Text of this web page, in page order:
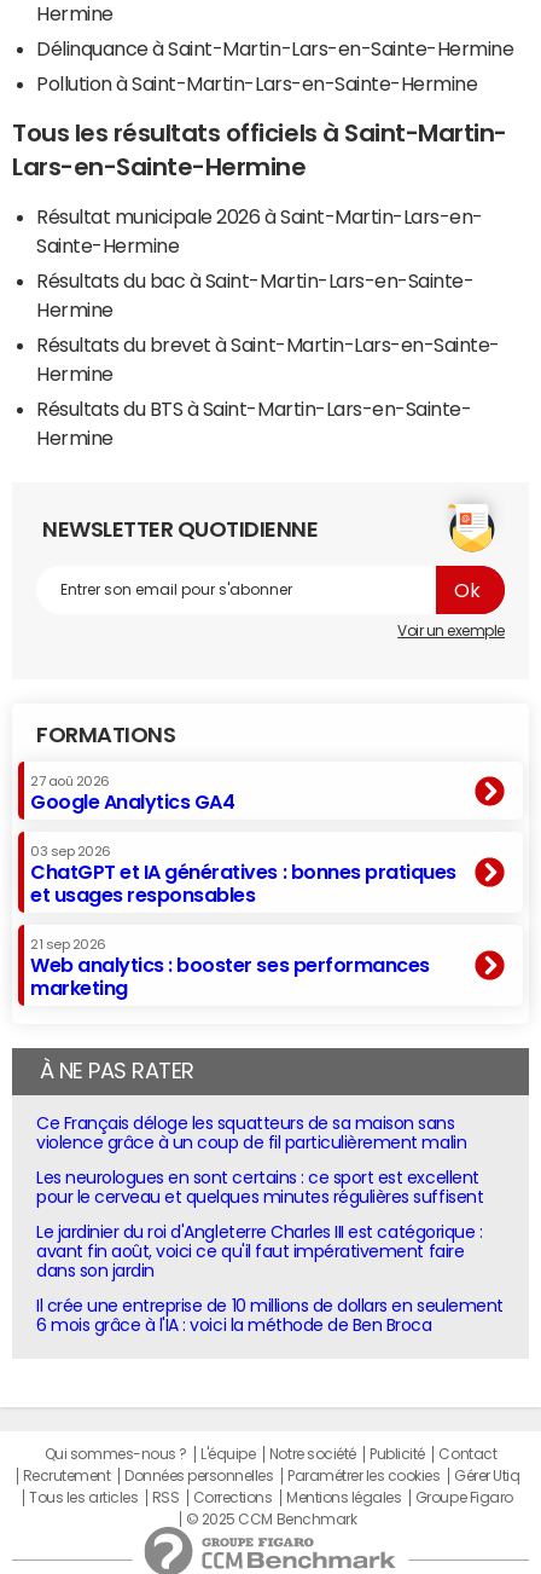
Hermine
Délinquance à Saint-Martin-Lars-en-Sainte-Hermine
Pollution à Saint-Martin-Lars-en-Sainte-Hermine
Tous les résultats officiels à Saint-Martin-
Lars-en-Sainte-Hermine
Résultat municipale 2026 à Saint-Martin-Lars-en-
Sainte-Hermine
Résultats du bac à Saint-Martin-Lars-en-Sainte-
Hermine
Résultats du brevet à Saint-Martin-Lars-en-Sainte-
Hermine
Résultats du BTS à Saint-Martin-Lars-en-Sainte-
Hermine
NEWSLETTER QUOTIDIENNE
Voir un exemple
FORMATIONS
27 aoû 2026
Google Analytics GA4
03 sep 2026
ChatGPT et IA génératives : bonnes pratiques
et usages responsables
21 sep 2026
Web analytics : booster ses performances
marketing
À NE PAS RATER
Ce Français déloge les squatteurs de sa maison sans
violence grâce à un coup de fil particulièrement malin
Les neurologues en sont certains : ce sport est excellent
pour le cerveau et quelques minutes régulières suffisent
Le jardinier du roi d'Angleterre Charles III est catégorique :
avant fin août, voici ce qu'il faut impérativement faire
dans son jardin
Il crée une entreprise de 10 millions de dollars en seulement
6 mois grâce à l'IA : voici la méthode de Ben Broca
Qui sommes-nous ? L'équipe Notre société Publicité
Contact
Recrutement
Données personnelles Paramétrer les cookies
Gérer Utiq
Tous les articles
RSS Corrections Mentions légales
Groupe Figaro
© 2025 CCM Benchmark